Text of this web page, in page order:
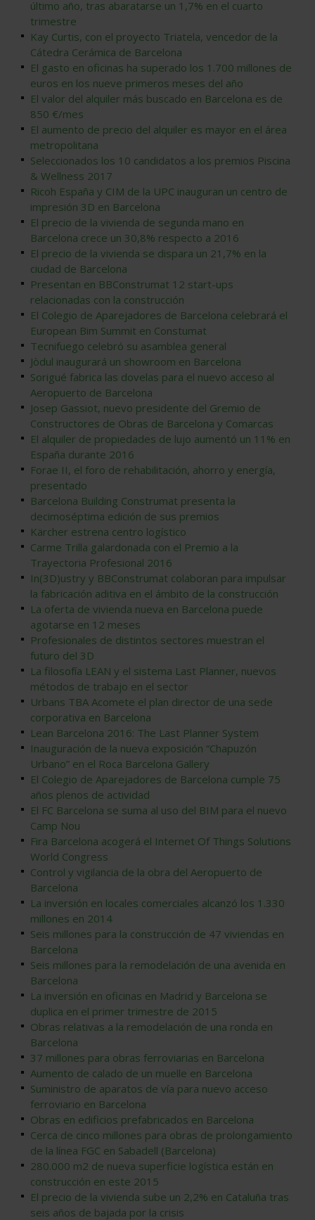
último año, tras abaratarse un 1,7% en el cuarto
trimestre
Kay Curtis, con el proyecto Triatela, vencedor de la
Cátedra Cerámica de Barcelona
El gasto en oficinas ha superado los 1.700 millones de
euros en los nueve primeros meses del año
El valor del alquiler más buscado en Barcelona es de
850 €/mes
El aumento de precio del alquiler es mayor en el área
metropolitana
Seleccionados los 10 candidatos a los premios Piscina
& Wellness 2017
Ricoh España y CIM de la UPC inauguran un centro de
impresión 3D en Barcelona
El precio de la vivienda de segunda mano en
Barcelona crece un 30,8% respecto a 2016
El precio de la vivienda se dispara un 21,7% en la
ciudad de Barcelona
Presentan en BBConstrumat 12 start-ups
relacionadas con la construcción
El Colegio de Aparejadores de Barcelona celebrará el
European Bim Summit en Constumat
Tecnifuego celebró su asamblea general
Jòdul inaugurará un showroom en Barcelona
Sorigué fabrica las dovelas para el nuevo acceso al
Aeropuerto de Barcelona
Josep Gassiot, nuevo presidente del Gremio de
Constructores de Obras de Barcelona y Comarcas
El alquiler de propiedades de lujo aumentó un 11% en
España durante 2016
Forae II, el foro de rehabilitación, ahorro y energía,
presentado
Barcelona Building Construmat presenta la
decimoséptima edición de sus premios
Kärcher estrena centro logístico
Carme Trilla galardonada con el Premio a la
Trayectoria Profesional 2016
In(3D)ustry y BBConstrumat colaboran para impulsar
la fabricación aditiva en el ámbito de la construcción
La oferta de vivienda nueva en Barcelona puede
agotarse en 12 meses
Profesionales de distintos sectores muestran el
futuro del 3D
La filosofía LEAN y el sistema Last Planner, nuevos
métodos de trabajo en el sector
Urbans TBA Acomete el plan director de una sede
corporativa en Barcelona
Lean Barcelona 2016: The Last Planner System
Inauguración de la nueva exposición “Chapuzón
Urbano” en el Roca Barcelona Gallery
El Colegio de Aparejadores de Barcelona cumple 75
años plenos de actividad
El FC Barcelona se suma al uso del BIM para el nuevo
Camp Nou
Fira Barcelona acogerá el Internet Of Things Solutions
World Congress
Control y vigilancia de la obra del Aeropuerto de
Barcelona
La inversión en locales comerciales alcanzó los 1.330
millones en 2014
Seis millones para la construcción de 47 viviendas en
Barcelona
Seis millones para la remodelación de una avenida en
Barcelona
La inversión en oficinas en Madrid y Barcelona se
duplica en el primer trimestre de 2015
Obras relativas a la remodelación de una ronda en
Barcelona
37 millones para obras ferroviarias en Barcelona
Aumento de calado de un muelle en Barcelona
Suministro de aparatos de vía para nuevo acceso
ferroviario en Barcelona
Obras en edificios prefabricados en Barcelona
Cerca de cinco millones para obras de prolongamiento
de la línea FGC en Sabadell (Barcelona)
280.000 m2 de nueva superficie logística están en
construcción en este 2015
El precio de la vivienda sube un 2,2% en Cataluña tras
seis años de bajada por la crisis